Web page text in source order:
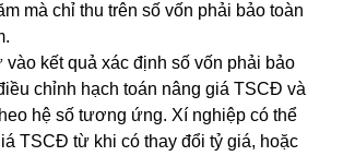
mà chỉ thu trên số vốn phải bảo toàn
vào kết quả xác định số vốn phải bảo
chỉnh hạch toán nâng giá TSCĐ và
hệ số tương ứng. Xí nghiệp có thể
TSCĐ từ khi có thay đổi tỷ giá, hoặc